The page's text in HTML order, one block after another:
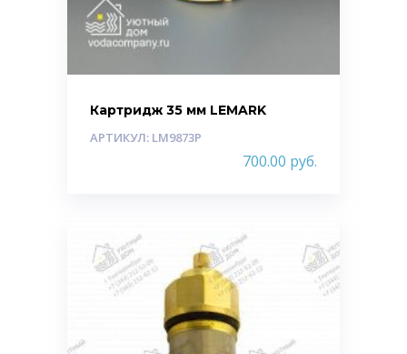
Картридж 35 мм LEMARK
АРТИКУЛ: LM9873P
700.00 руб.